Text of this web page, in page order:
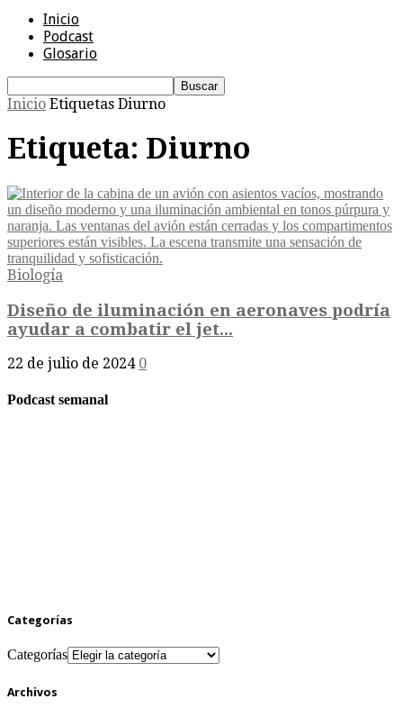
Inicio
Podcast
Glosario
Inicio Etiquetas Diurno
Etiqueta: Diurno
Biología
Diseño de iluminación en aeronaves podría
ayudar a combatir el jet...
22 de julio de 2024 0
Podcast semanal
Categorías
Categorías
Archivos